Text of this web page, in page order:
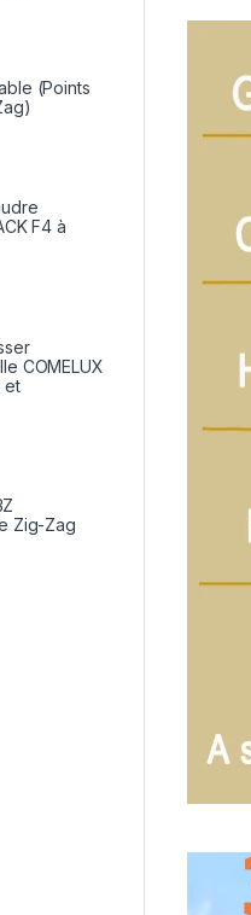
(Points
F4 à
COMELUX
et
Zig-Zag